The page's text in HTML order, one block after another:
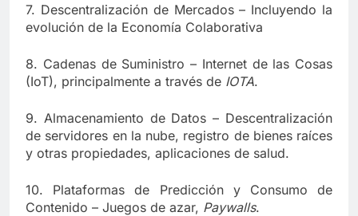
7. Descentralización de Mercados – Incluyendo la
evolución de la Economía Colaborativa
8. Cadenas de Suministro – Internet de las Cosas
(IoT), principalmente a través de IOTA.
9. Almacenamiento de Datos – Descentralización
de servidores en la nube, registro de bienes raíces
y otras propiedades, aplicaciones de salud.
10. Plataformas de Predicción y Consumo de
Contenido – Juegos de azar, Paywalls.